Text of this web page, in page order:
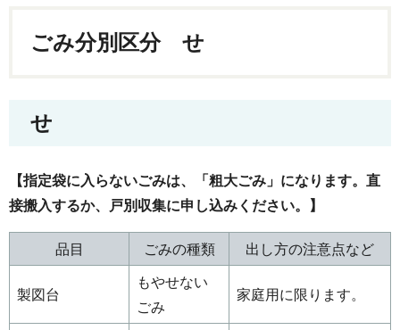
ごみ分別区分 せ
せ
【指定袋に入らないごみは、「粗大ごみ」になります。直
接搬入するか、戸別収集に申し込みください。】
品目 ごみの種類 出し方の注意点など
製図台
もやせない
ごみ
家庭用に限ります。